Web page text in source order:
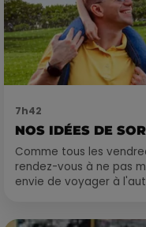
7h42
NOS IDÉES DE
Comme tous les
rendez-vous à ne pas
envie de voyager à